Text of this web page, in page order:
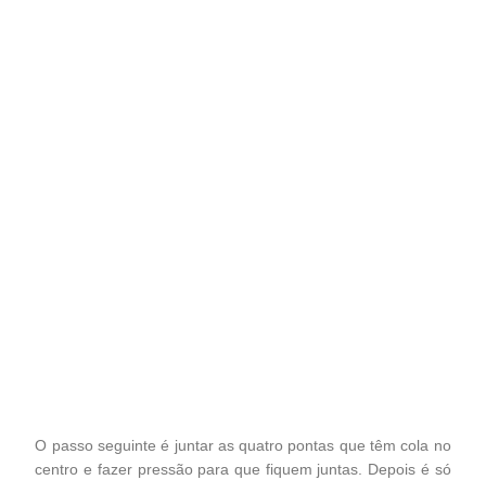
O passo seguinte é juntar as quatro pontas que têm cola no
centro e fazer pressão para que fiquem juntas. Depois é só